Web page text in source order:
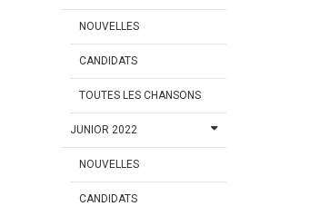
NOUVELLES
CANDIDATS
TOUTES LES CHANSONS
JUNIOR 2022
NOUVELLES
CANDIDATS